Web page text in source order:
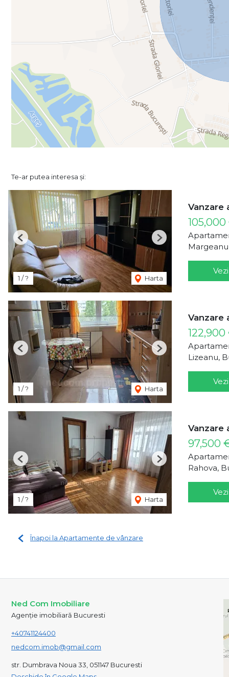
Te-ar putea interesa și:
1 / ? Harta
Previous Next
Vanzare
1 / ? Harta
Previous Next
Vanzare
122,900
Lizeanu,
1 / ? Harta
Previous Next
Vanzare
97,500
Rahova,
Înapoi la Apartamente de vânzare
Ned Com Imobiliare
Agenție imobiliară Bucuresti
+40741124400
nedcom.imob@gmail.com
str. Dumbrava Noua 33, 051147 Bucuresti